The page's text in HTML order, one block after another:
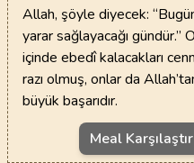
Allah, şöyle diyecek:
yarar sağlayacağı gündür.”
içinde ebedî kalacakları
razı olmuş, onlar da
büyük başarıdır.
Meal Karşılaştır